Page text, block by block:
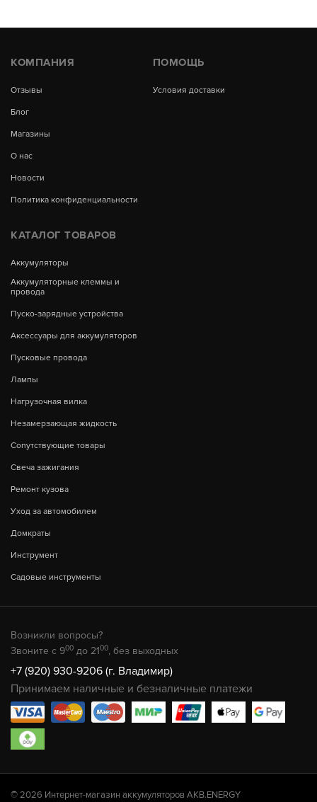
КОМПАНИЯ
Отзывы
Блог
Магазины
О нас
Новости
Политика конфиденциальности
ПОМОЩЬ
Условия доставки
КАТАЛОГ ТОВАРОВ
Аккумуляторы
Аккумуляторные клеммы и
провода
Пуско-зарядные устройства
Аксессуары для аккумуляторов
Пусковые провода
Лампы
Нагрузочная вилка
Незамерзающая жидкость
Сопутствующие товары
Свеча зажигания
Ремонт кузова
Уход за автомобилем
Домкраты
Инструмент
Садовые инструменты
Возникли вопросы?
Звоните с 900 до 2100, без выходных
+7 (920) 930-9206 (г. Владимир)
Принимаем наличные и безналичные платежи
© 2026 Интернет-магазин аккумуляторов AKB.ENERGY